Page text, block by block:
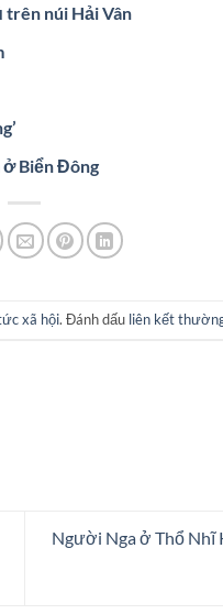
trên núi Hải Vân
ở Biển Đông
xã hội. Đánh dấu liên kết
Người Nga ở Thổ Nhĩ